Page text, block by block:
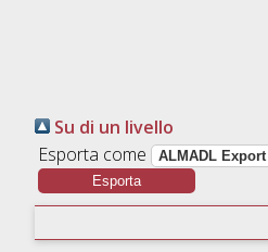
Su di un livello
Esporta come